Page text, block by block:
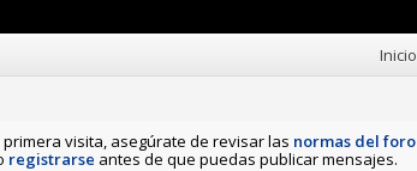
Inicio
primera visita, asegúrate de revisar las normas del foro
registrarse antes de que puedas publicar mensajes.